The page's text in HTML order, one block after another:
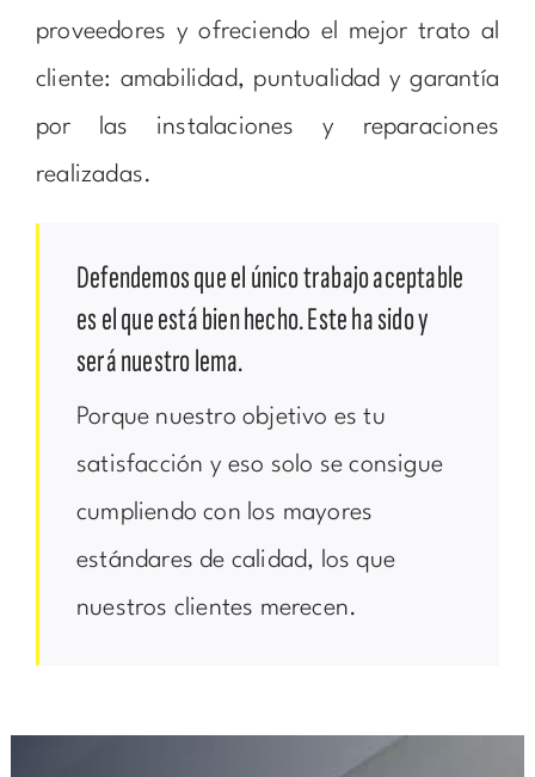
proveedores y ofreciendo el mejor trato al
cliente: amabilidad, puntualidad y garantía
por las instalaciones y reparaciones
realizadas.
Defendemos que el único trabajo aceptable
es el que está bien hecho. Este ha sido y
será nuestro lema.
Porque nuestro objetivo es tu
satisfacción y eso solo se consigue
cumpliendo con los mayores
estándares de calidad, los que
nuestros clientes merecen.